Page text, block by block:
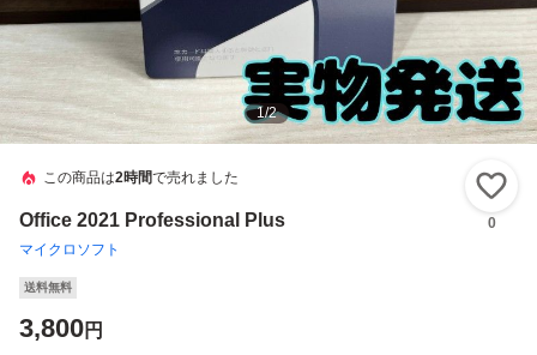
1/2
この商品は2時間で売れました
Office 2021 Professional Plus
マイクロソフト
0
送料無料
3,800円